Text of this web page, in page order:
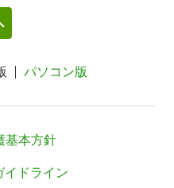
パソコン版
基本方針
イドライン